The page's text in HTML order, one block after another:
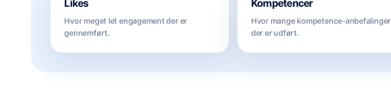
Likes
Hvor meget let engagement der er
gennemført.
Kompetencer
Hvor mange kompetence-anbefalinger
der er udført.